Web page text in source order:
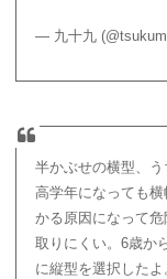
— 九十九
半かぶせの横型、
高学年になっても
かる原因になって
取りにくい。6歳か
に縦型を選択したよ